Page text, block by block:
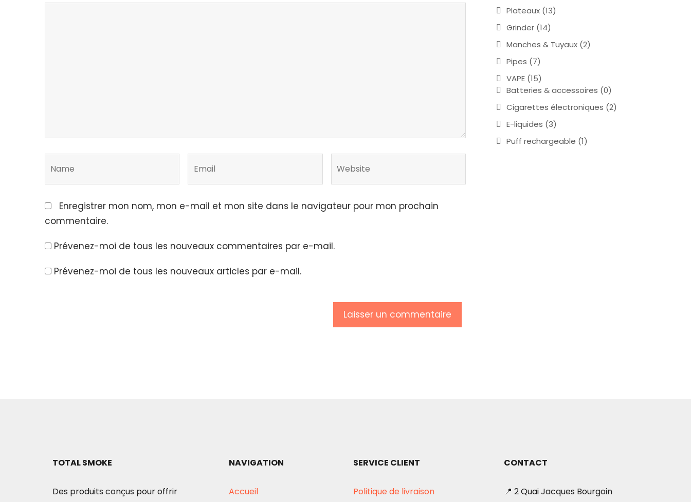
Enregistrer mon nom, mon e-mail et mon site dans le navigateur pour mon prochain
commentaire.
Prévenez-moi de tous les nouveaux commentaires par e-mail.
Prévenez-moi de tous les nouveaux articles par e-mail.
Plateaux (13)
Grinder (14)
Manches & Tuyaux (2)
Pipes (7)
VAPE (15)
Batteries & accessoires (0)
Cigarettes électroniques (2)
E-liquides (3)
Puff rechargeable (1)
TOTAL SMOKE
Des produits conçus pour offrir
NAVIGATION
Accueil
SERVICE CLIENT
Politique de livraison
CONTACT
📍 2 Quai Jacques Bourgoin